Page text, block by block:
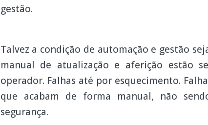
gestão.
Talvez a condição de automação e gestão
manual de atualização e aferição estão
operador. Falhas até por esquecimento.
que acabam de forma manual, não
segurança.